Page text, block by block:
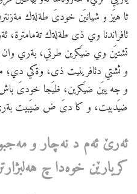
ثا هيَز و شيانيَن خودىَ طةلةك
ئافراندنا وي ذى طةلةك
تشتيَن وي ضيَكرين طرتي، بةري وان
و ثشتي دئافرينيت ذى، وةكي
و جه ييَن ضيَكرين، ظيَجا خودىَ
ضيَدبيت، و كا دىَ ض ضيَبيت
ئهرێئهم د نهچارومه
كریارێن خوهداچهه